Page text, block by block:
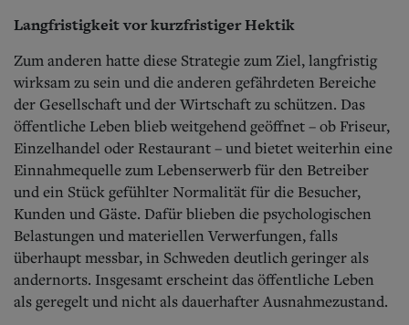
Langfristigkeit vor kurzfristiger Hektik
Zum anderen hatte diese Strategie zum Ziel, langfristig
wirksam zu sein und die anderen gefährdeten Bereiche
der Gesellschaft und der Wirtschaft zu schützen. Das
öffentliche Leben blieb weitgehend geöffnet – ob Friseur,
Einzelhandel oder Restaurant – und bietet weiterhin eine
Einnahmequelle zum Lebenserwerb für den Betreiber
und ein Stück gefühlter Normalität für die Besucher,
Kunden und Gäste. Dafür blieben die psychologischen
Belastungen und materiellen Verwerfungen, falls
überhaupt messbar, in Schweden deutlich geringer als
andernorts. Insgesamt erscheint das öffentliche Leben
als geregelt und nicht als dauerhafter Ausnahmezustand.